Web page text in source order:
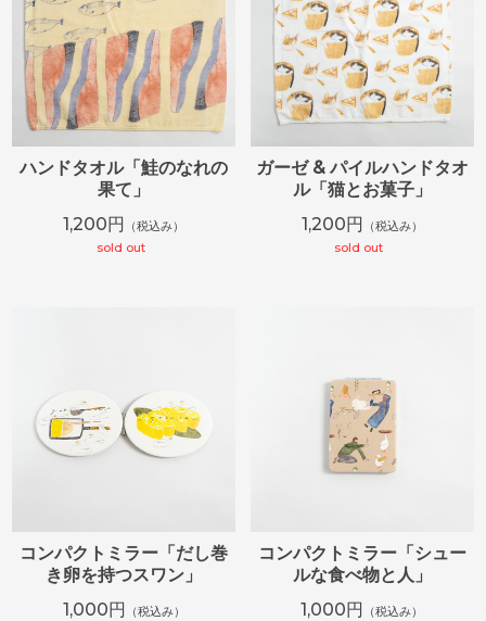
ハンドタオル「鮭のなれの
果て」
1,200円
（税込み）
sold out
ガーゼ & パイルハンドタオ
ル「猫とお菓子」
1,200円
（税込み）
sold out
コンパクトミラー「だし巻
き卵を持つスワン」
1,000円
（税込み）
コンパクトミラー「シュー
ルな食べ物と人」
1,000円
（税込み）